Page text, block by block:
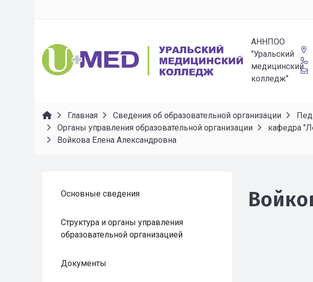
АННПОО
"Уральский
медицинский
колледж"
Главная Сведения об образовательной организации
Органы управления образовательной организации
кафедра
Войкова Елена Александровна
Основные сведения
Структура и органы управления
образовательной организацией
Документы